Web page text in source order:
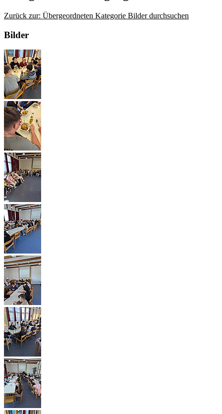
Zurück zur: Übergeordneten Kategorie Bilder durchsuchen
Bilder